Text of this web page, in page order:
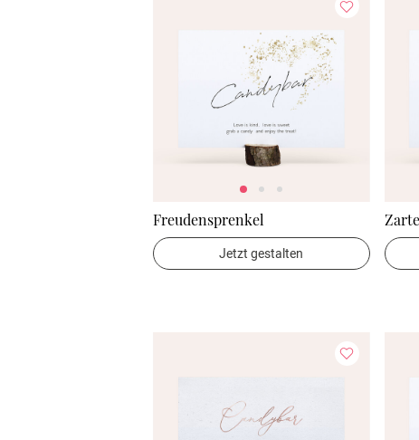
Freudensprenkel
Jetzt gestalten